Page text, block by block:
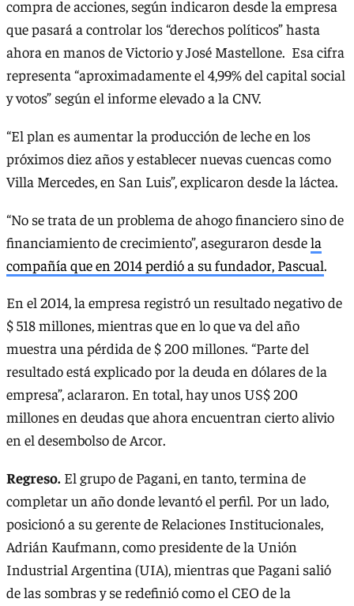
compra de acciones, según indicaron desde la empresa
que pasará a controlar los “derechos políticos” hasta
ahora en manos de Victorio y José Mastellone. Esa cifra
representa “aproximadamente el 4,99% del capital social
y votos” según el informe elevado a la CNV.
“El plan es aumentar la producción de leche en los
próximos diez años y establecer nuevas cuencas como
Villa Mercedes, en San Luis”, explicaron desde la láctea.
“No se trata de un problema de ahogo financiero sino de
financiamiento de crecimiento”, aseguraron desdela
compañía que en 2014 perdió a su fundador, Pascual.
En el 2014, la empresa registró un resultado negativo de
$ 518 millones, mientras que en lo que va del año
muestra una pérdida de $ 200 millones. “Parte del
resultado está explicado por la deuda en dólares de la
empresa”, aclararon. En total, hay unos US$ 200
millones en deudas que ahora encuentran cierto alivio
en el desembolso de Arcor.
Regreso. El grupo de Pagani, en tanto, termina de
completar un año donde levantó el perfil. Por un lado,
posicionó a su gerente de Relaciones Institucionales,
Adrián Kaufmann, como presidente de la Unión
Industrial Argentina (UIA), mientras que Pagani salió
de las sombras y se redefinió como el CEO de la